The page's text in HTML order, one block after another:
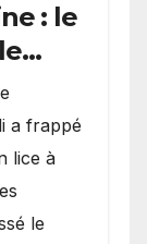
: le
a frappé
lice à
le